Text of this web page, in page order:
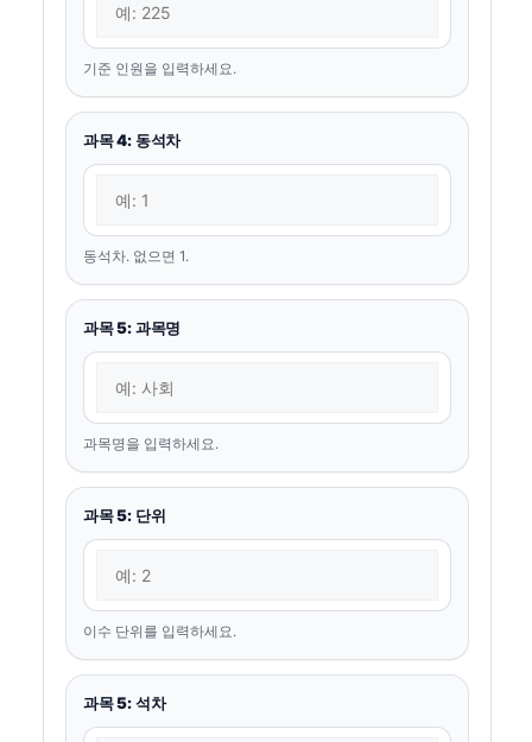
기준 인원을 입력하세요.
과목 4: 동석차
동석차. 없으면 1.
과목 5: 과목명
과목명을 입력하세요.
과목 5: 단위
이수 단위를 입력하세요.
과목 5: 석차